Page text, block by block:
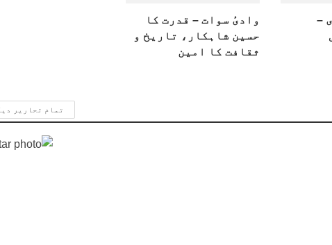
–
وادیٔ سوات – قدرت کا
حسین شاہکار، تاریخ و
ثقافت کا امین
تمام تحاریر